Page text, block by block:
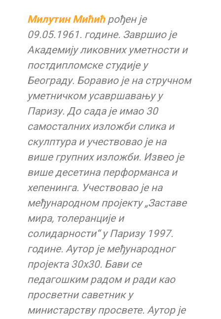
Милутин Мићићрођен је
09.05.1961. године. Завршио је
Академију ликовних уметности и
постдипломске студије у
Београду. Боравио је на стручном
уметничком усавршавању у
Паризу. До сада је имао 30
самосталних изложби слика и
скулптура и учествовао је на
више групних изложби. Извео је
више десетина перформанса и
хепенинга. Учествовао је на
међународном пројекту „Заставе
мира, толеранције и
солидарности“ у Паризу 1997.
године. Аутор је међународног
пројекта 30х30. Бави се
педагошким радом и ради као
прoсветни саветник у
министарству просвете. Аутор је